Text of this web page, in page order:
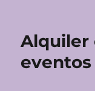
Alquiler